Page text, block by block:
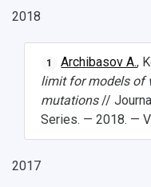
Заслуженные
Структура
Институты и
Кафедры
Научные
Отделы и службы
Общественные
Институт
Подкасты
Стипендии
Тестирование
знание русского
основ
Платные
Скидки на
Научно-
Структурная
Материальная
Подразделения
деятельности
2018
1 Archibasov A.,
limit for models of
mutations//
Series. — 2018. —
2017